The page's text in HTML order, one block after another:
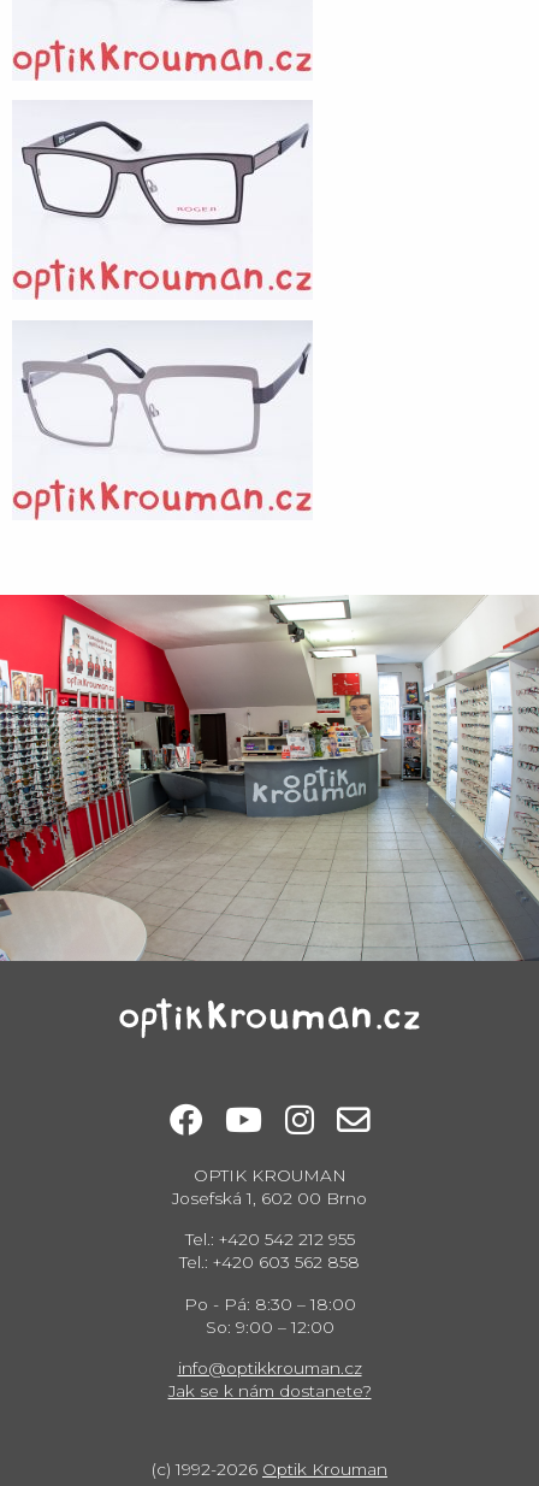
OPTIK KROUMAN
Josefská 1, 602 00 Brno
Tel.: +420 542 212 955
Tel.: +420 603 562 858
Po - Pá: 8:30 – 18:00
So: 9:00 – 12:00
info@optikkrouman.cz
Jak se k nám dostanete?
(c) 1992-2026 Optik Krouman